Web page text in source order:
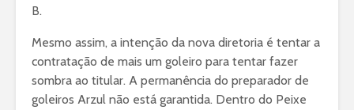
B.
Mesmo assim, a intenção da nova diretoria é tentar a
contratação de mais um goleiro para tentar fazer
sombra ao titular. A permanência do preparador de
goleiros Arzul não está garantida. Dentro do Peixe